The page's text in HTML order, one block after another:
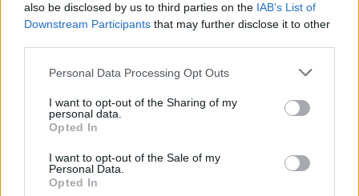
also be disclosed by us to third parties on the IAB’s List of
Downstream Participants that may further disclose it to other
Please note that this website/app uses one or more Google
not limited to your visit or usage behaviour. You may click to
grant or deny consent to Google and its third-party tags to
use your data for below specified purposes in below Google
consent section.
Personal Data Processing Opt Outs
I want to opt-out of the Sharing of my
personal data.
Opted In
I want to opt-out of the Sale of my
Personal Data.
Opted In
Ha detto che i custodi di questi obiettivi erano designer di